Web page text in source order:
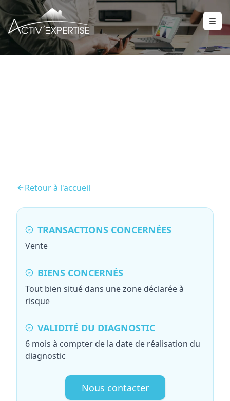
Retour à l'accueil
TRANSACTIONS CONCERNÉES
Vente
BIENS CONCERNÉS
Tout bien situé dans une zone déclarée à
risque
VALIDITÉ DU DIAGNOSTIC
6 mois à compter de la date de réalisation du
diagnostic
Nous contacter